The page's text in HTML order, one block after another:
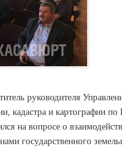
руководителя
кадастра и картографии
на вопросе о
государственного